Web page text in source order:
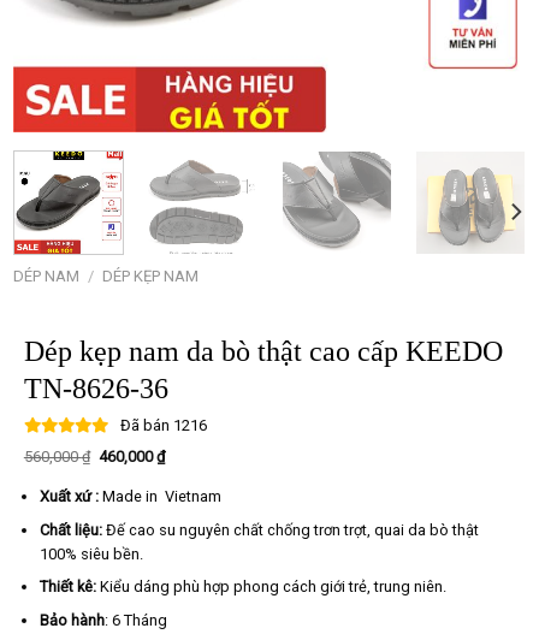
DÉP NAM / DÉP KẸP NAM
Dép kẹp nam da bò thật cao cấp KEEDO
TN-8626-36
Đã bán 1216
560,000₫ Giá
560,000 ₫.
460,000₫Giá
hiện
là:
Xuất xứ :Made in Vietnam
Chất liệu:Đế cao su nguyên chất chống trơn trợt, quai da bò thật
100% siêu bền.
Thiết kê:Kiểu dáng phù hợp phong cách giới trẻ, trung niên.
Bảo hành: 6 Tháng